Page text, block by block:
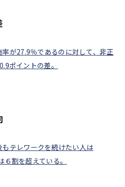
が27.9％であるのに対して、非正
ポイントの差。
テレワークを続けたい人は
割を超えている。